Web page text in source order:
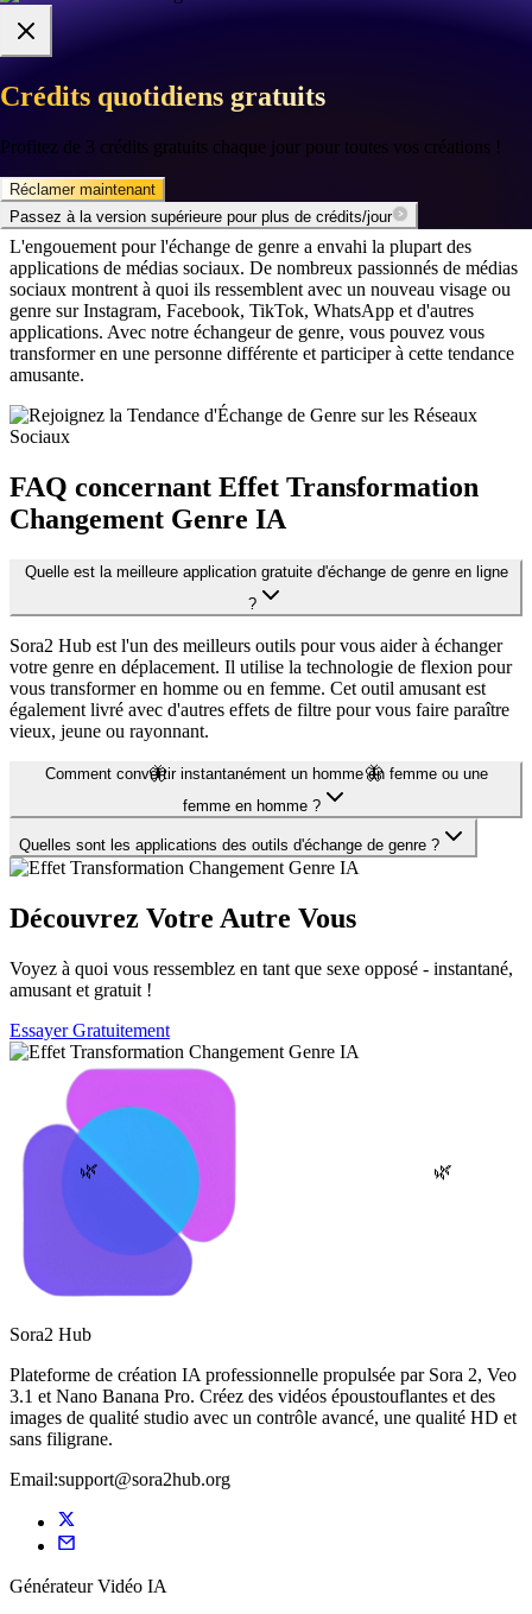
🌿
✦
🦋
🌿
🦋
possibilités créatives à explorer en utilisant notre filtre d'échange de
genre gratuit. Vous pouvez créer et réimaginer n'importe laquelle de
vos célébrités préférées dans un genre différent avant d'ajouter une
Rejoignez la Tendance d'Échange de
Genre sur les Réseaux Sociaux
L'engouement pour l'échange de genre a envahi la plupart des
applications de médias sociaux. De nombreux passionnés de médias
sociaux montrent à quoi ils ressemblent avec un nouveau visage ou
genre sur Instagram, Facebook, TikTok, WhatsApp et d'autres
applications. Avec notre échangeur de genre, vous pouvez vous
transformer en une personne différente et participer à cette tendance
amusante.
FAQ concernant Effet Transformation
Changement Genre IA
Quelle est la meilleure application gratuite d'échange de genre en ligne
?
Sora2 Hub est l'un des meilleurs outils pour vous aider à échanger
votre genre en déplacement. Il utilise la technologie de flexion pour
vous transformer en homme ou en femme. Cet outil amusant est
également livré avec d'autres effets de filtre pour vous faire paraître
vieux, jeune ou rayonnant.
Comment convertir instantanément un homme en femme ou une
femme en homme ?
Quelles sont les applications des outils d'échange de genre ?
Découvrez Votre Autre Vous
Voyez à quoi vous ressemblez en tant que sexe opposé - instantané,
amusant et gratuit !
Essayer Gratuitement
Sora2 Hub
Plateforme de création IA professionnelle propulsée par Sora 2, Veo
3.1 et Nano Banana Pro. Créez des vidéos époustouflantes et des
images de qualité studio avec un contrôle avancé, une qualité HD et
sans filigrane.
Email:support@sora2hub.org
Générateur Vidéo IA
Crédits quotidiens gratuits
Profitez de 3 crédits gratuits chaque jour pour toutes vos créations !
Réclamer maintenant
Passez à la version supérieure pour plus de crédits/jour
Crédits quotidiens gratuits
Profitez de 3 crédits gratuits chaque jour pour toutes vos créations !
Réclamer maintenant
Passez à la version supérieure pour plus de crédits/jour